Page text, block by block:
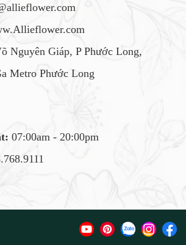
Nguyên Giáp, P Phước Long,
Metro Phước Long
07:00am - 20:00pm